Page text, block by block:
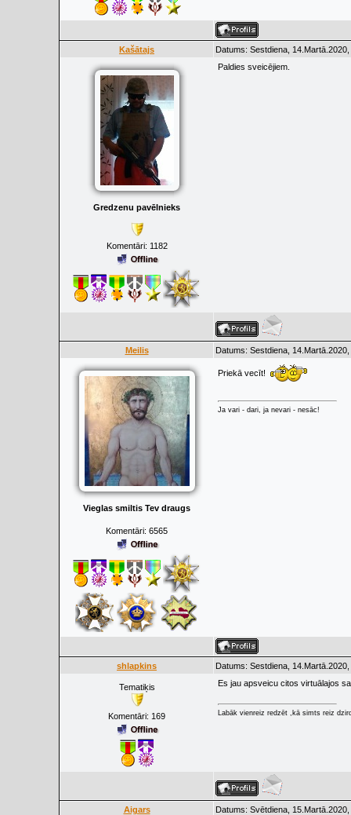
Kašātajs Datums: Sestdiena,
Gredzenu pavēlnieks
Komentāri: 1182
Paldies sveicējiem.
Meilis Datums: Sestdiena,
Vieglas smiltis Tev draugs
Komentāri: 6565
Priekā vecīt!
Ja vari - dari, ja nevari - nesāc!
shlapkins Datums: Sestdiena,
Tematiķis
Komentāri: 169
Es jau apsveicu citos virtuālajos
Labāk vienreiz redzēt ,kā simts reiz
Aigars Datums: Svētdiena,